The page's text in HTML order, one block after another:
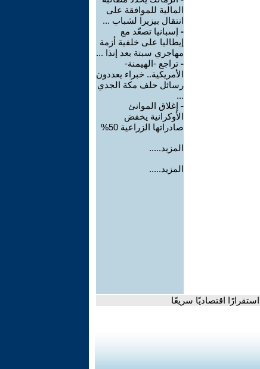
المالية للموافقة على
انتقال بيزيرا لشباب ...
- إسبانيا تصعّد مع
إيطاليا على خلفية أزمة
مهاجري سبتة بعد إنذا ...
- تراجع -الهيمنة-
الأمريكية.. خبراء يعددون
رسائل حلف مكة الجدي
...
- إغلاق الموانئ
الأوكرانية يخفض
صادراتها الزراعية 50%
المزيد.....
المزيد.....